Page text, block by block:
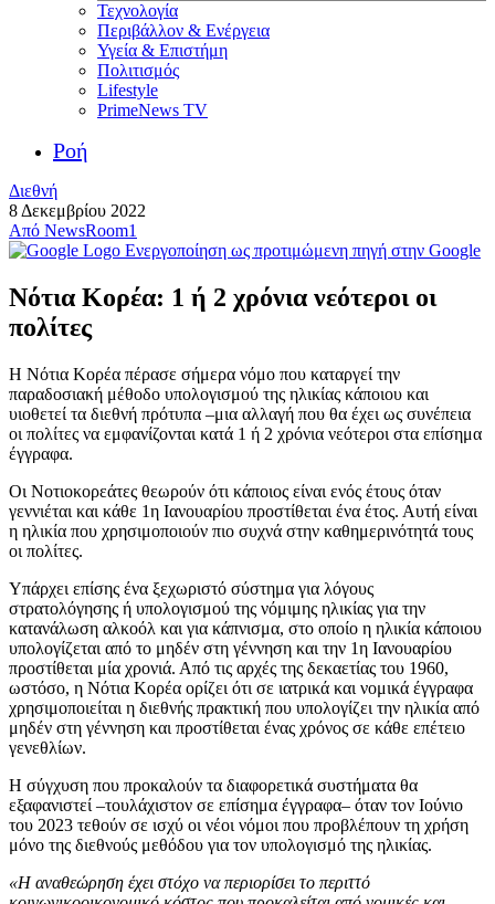
Τεχνολογία
Περιβάλλον & Ενέργεια
Υγεία & Επιστήμη
Πολιτισμός
Lifestyle
PrimeNews TV
Ροή
Διεθνή
8 Δεκεμβρίου 2022
Από NewsRoom1
Ενεργοποίηση ως προτιμώμενη πηγή στην Google
Νότια Κορέα: 1 ή 2 χρόνια νεότεροι οι
πολίτες
Η Νότια Κορέα πέρασε σήμερα νόμο που καταργεί την
παραδοσιακή μέθοδο υπολογισμού της ηλικίας κάποιου και
υιοθετεί τα διεθνή πρότυπα –μια αλλαγή που θα έχει ως συνέπεια
οι πολίτες να εμφανίζονται κατά 1 ή 2 χρόνια νεότεροι στα επίσημα
έγγραφα.
Οι Νοτιοκορεάτες θεωρούν ότι κάποιος είναι ενός έτους όταν
γεννιέται και κάθε 1η Ιανουαρίου προστίθεται ένα έτος. Αυτή είναι
η ηλικία που χρησιμοποιούν πιο συχνά στην καθημερινότητά τους
οι πολίτες.
Υπάρχει επίσης ένα ξεχωριστό σύστημα για λόγους
στρατολόγησης ή υπολογισμού της νόμιμης ηλικίας για την
κατανάλωση αλκοόλ και για κάπνισμα, στο οποίο η ηλικία κάποιου
υπολογίζεται από το μηδέν στη γέννηση και την 1η Ιανουαρίου
προστίθεται μία χρονιά. Από τις αρχές της δεκαετίας του 1960,
ωστόσο, η Νότια Κορέα ορίζει ότι σε ιατρικά και νομικά έγγραφα
χρησιμοποιείται η διεθνής πρακτική που υπολογίζει την ηλικία από
μηδέν στη γέννηση και προστίθεται ένας χρόνος σε κάθε επέτειο
γενεθλίων.
Η σύγχυση που προκαλούν τα διαφορετικά συστήματα θα
εξαφανιστεί –τουλάχιστον σε επίσημα έγγραφα– όταν τον Ιούνιο
του 2023 τεθούν σε ισχύ οι νέοι νόμοι που προβλέπουν τη χρήση
μόνο της διεθνούς μεθόδου για τον υπολογισμό της ηλικίας.
«Η αναθεώρηση έχει στόχο να περιορίσει το περιττό